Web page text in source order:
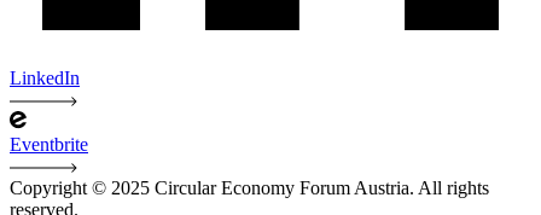
LinkedIn
Eventbrite
Copyright © 2025 Circular Economy Forum Austria. All rights
reserved.